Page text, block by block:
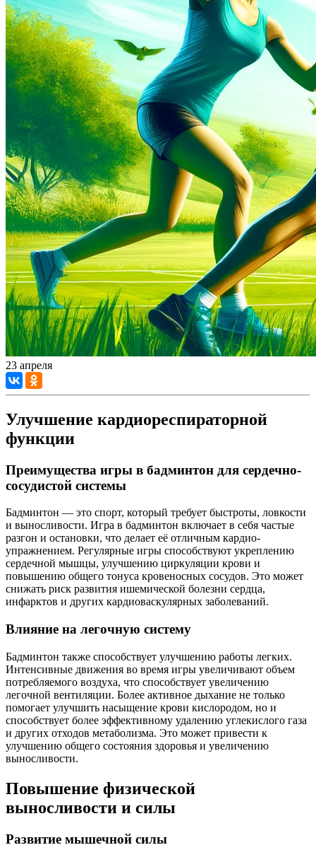
23 апреля
Улучшение кардиореспираторной
функции
Преимущества игры в бадминтон для сердечно-
сосудистой системы
Бадминтон — это спорт, который требует быстроты, ловкости
и выносливости. Игра в бадминтон включает в себя частые
разгон и остановки, что делает её отличным кардио-
упражнением. Регулярные игры способствуют укреплению
сердечной мышцы, улучшению циркуляции крови и
повышению общего тонуса кровеносных сосудов. Это может
снижать риск развития ишемической болезни сердца,
инфарктов и других кардиоваскулярных заболеваний.
Влияние на легочную систему
Бадминтон также способствует улучшению работы легких.
Интенсивные движения во время игры увеличивают объем
потребляемого воздуха, что способствует увеличению
легочной вентиляции. Более активное дыхание не только
помогает улучшить насыщение крови кислородом, но и
способствует более эффективному удалению углекислого газа
и других отходов метаболизма. Это может привести к
улучшению общего состояния здоровья и увеличению
выносливости.
Повышение физической
выносливости и силы
Развитие мышечной силы